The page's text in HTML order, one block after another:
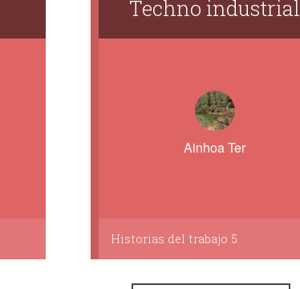
Techno industrial
Ainhoa Ter
Historias del trabajo 5